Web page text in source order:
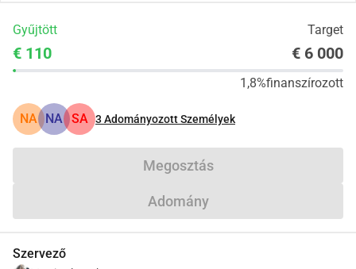
Gyűjtött Target
€ 110 € 6 000
1,8%finanszírozott
NA NA SA 3Adományozott Személyek
Megosztás
Adomány
Szervező